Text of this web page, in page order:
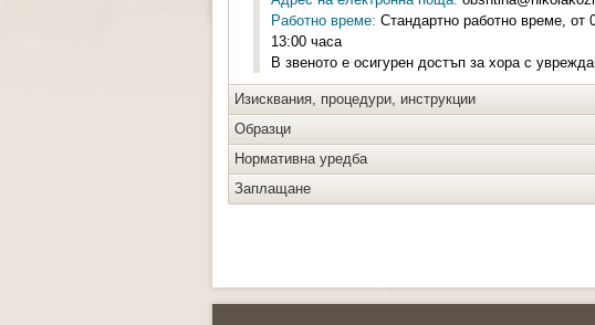
Работно време: Стандартно работно време, от
13:00 часа
В звеното е осигурен достъп за хора с
Изисквания, процедури, инструкции
Образци
Нормативна уредба
Заплащане